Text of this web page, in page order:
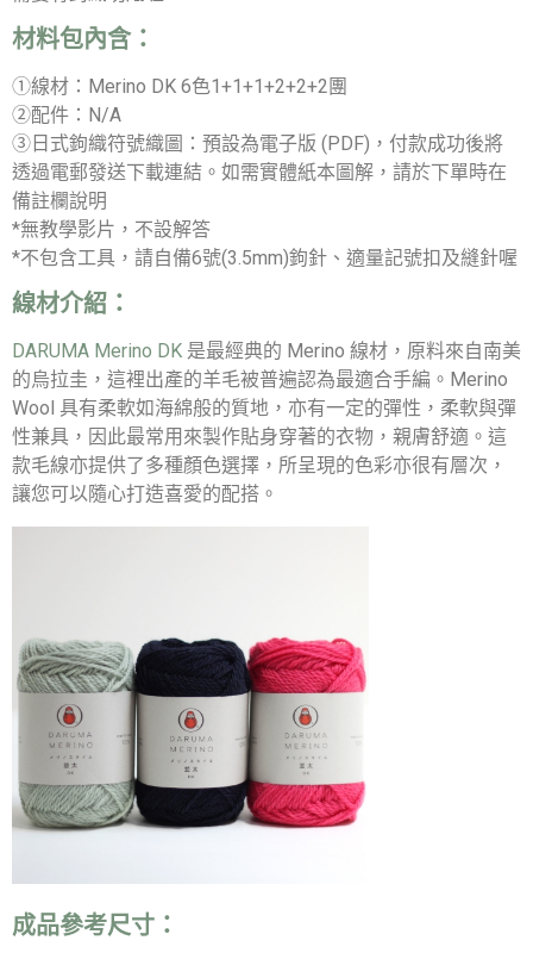
材料包內含：
①線材：Merino DK 6色1+1+1+2+2+2團
②配件：N/A
③日式鉤織符號織圖：預設為電子版 (PDF)，付款成功後將
透過電郵發送下載連結。如需實體紙本圖解，請於下單時在
備註欄說明
*無教學影片，不設解答
*不包含工具，請自備6號(3.5mm)鉤針、適量記號扣及縫針喔
線材介紹：
DARUMA Merino DK 是最經典的 Merino 線材，原料來自南美
的烏拉圭，這裡出產的羊毛被普遍認為最適合手編。Merino
Wool 具有柔軟如海綿般的質地，亦有一定的彈性，柔軟與彈
性兼具，因此最常用來製作貼身穿著的衣物，親膚舒適。這
款毛線亦提供了多種顏色選擇，所呈現的色彩亦很有層次，
讓您可以隨心打造喜愛的配搭。
成品參考尺寸：